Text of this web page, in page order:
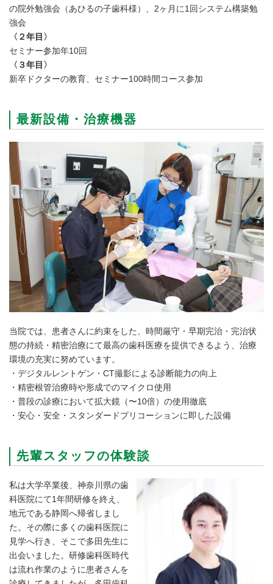
の院外勉強会（あひるの子歯科様）、2ヶ月に1回システム構築勉
強会
〈２年目〉
セミナー参加年10回
〈３年目〉
新卒ドクターの教育、セミナー100時間コース参加
最新設備・治療機器
当院では、患者さんに約束をした、時間厳守・早期完治・完治状
態の持続・精密治療にて最高の歯科医療を提供できるよう、治療
環境の充実に努めています。
・デジタルレントゲン・CT撮影による診断能力の向上
・精密根管治療時や形成でのマイクロ使用
・普段の診療において拡大鏡（〜10倍）の使用徹底
・安心・安全・スタンダードプリコーションに即した設備
先輩スタッフの体験談
私は大学卒業後、神奈川県の歯
科医院にて1年間研修を終え、
地元である静岡へ帰省しまし
た。その際に多くの歯科医院に
見学へ行き、そこで多田先生に
出会いました。研修歯科医時代
は流れ作業のように患者さんを